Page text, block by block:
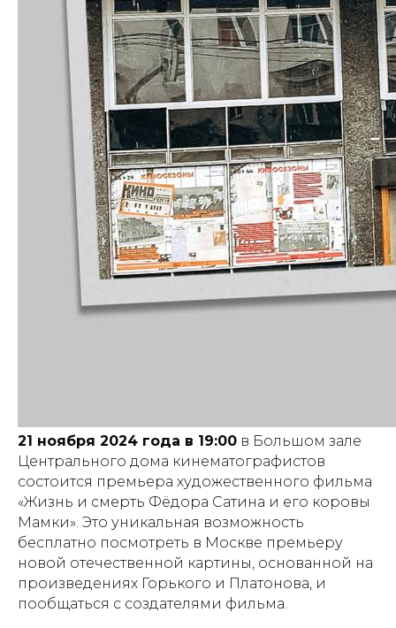
21 ноября 2024 года в 19:00 в Большом зале
Центрального дома кинематографистов
состоится премьера художественного фильма
«Жизнь и смерть Фёдора Сатина и его коровы
Мамки». Это уникальная возможность
бесплатно посмотреть в Москве премьеру
новой отечественной картины, основанной на
произведениях Горького и Платонова, и
пообщаться с создателями фильма.